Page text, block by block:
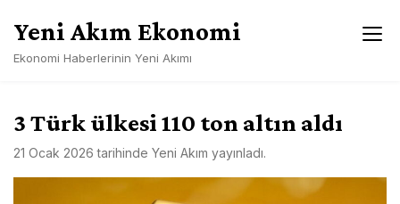
content
Yeni Akım Ekonomi
Ekonomi Haberlerinin Yeni Akımı
3 Türk ülkesi 110 ton altın aldı
21 Ocak 2026 tarihinde Yeni Akım yayınladı.